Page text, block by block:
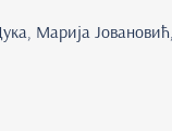
Марија